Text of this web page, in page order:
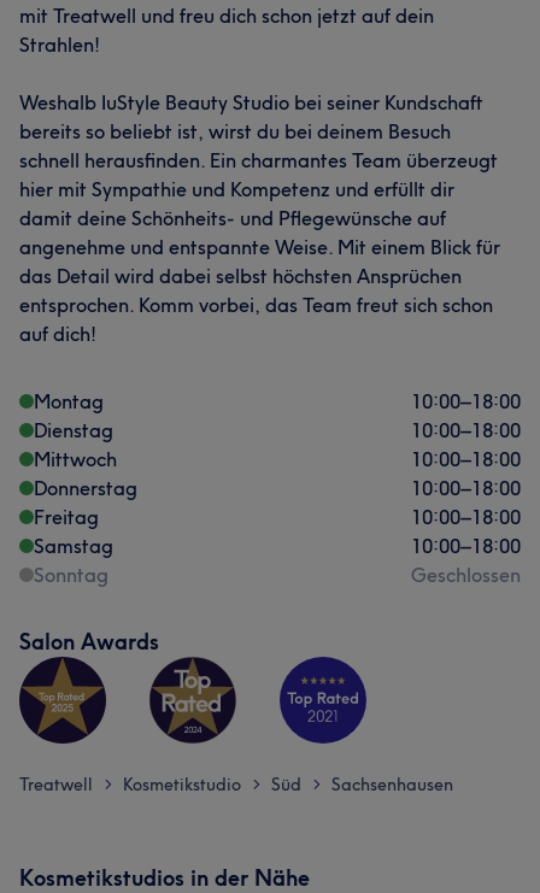
mit Treatwell und freu dich schon jetzt auf dein
Strahlen!
Weshalb IuStyle Beauty Studio bei seiner Kundschaft
bereits so beliebt ist, wirst du bei deinem Besuch
schnell herausfinden. Ein charmantes Team überzeugt
hier mit Sympathie und Kompetenz und erfüllt dir
damit deine Schönheits- und Pflegewünsche auf
angenehme und entspannte Weise. Mit einem Blick für
das Detail wird dabei selbst höchsten Ansprüchen
entsprochen. Komm vorbei, das Team freut sich schon
auf dich!
Montag 10:00–18:00
Dienstag
10:00–18:00
Mittwoch
10:00–18:00
Donnerstag
10:00–18:00
Freitag
10:00–18:00
Samstag
10:00–18:00
Sonntag
Geschlossen
Salon Awards
Treatwell > Kosmetikstudio > Süd > Sachsenhausen
Kosmetikstudios in der Nähe